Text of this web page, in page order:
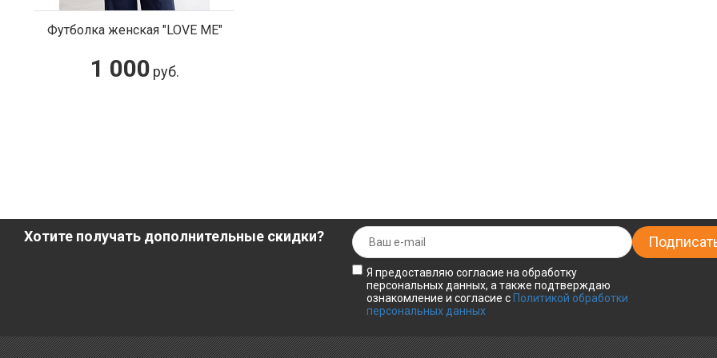
Футболка женская "LOVE ME"
1 000 руб.
Хотите получать дополнительные скидки?
Я предоставляю согласие на обработку
персональных данных, а также подтверждаю
ознакомление и согласие с Политикой обработки
персональных данных